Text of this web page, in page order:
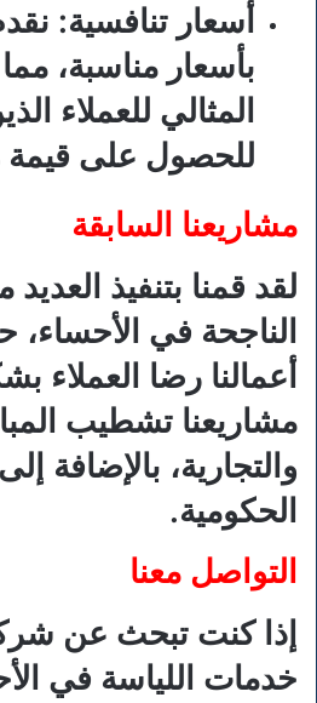
أسعار تنافسية:
بأسعار مناسبة، مما
المثالي للعملاء
للحصول على قيمة
مشاريعنا السابقة
لقد قمنا بتنفيذ
الناجحة في الأحساء،
أعمالنا رضا العملاء
مشاريعنا تشطيب
والتجارية، بالإضافة
الحكومية.
التواصل معنا
إذا كنت تبحث عن
خدمات اللياسة في